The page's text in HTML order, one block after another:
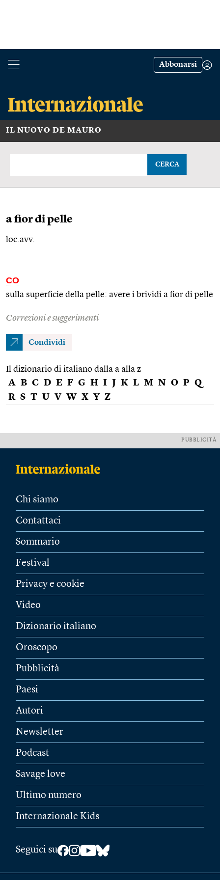
Abbonarsi
IL NUOVO DE MAURO
CERCA
a fior di pelle
loc.avv.
CO
sulla superficie della pelle: avere i brividi a fior di pelle
Correzioni e suggerimenti
Condividi
Il dizionario di italiano dalla a alla z
A B C D E F G H I J K L M N O P Q
R S T U V W X Y Z
PUBBLICITÀ
Chi siamo
Contattaci
Sommario
Festival
Privacy e cookie
Video
Dizionario italiano
Oroscopo
Pubblicità
Paesi
Autori
Newsletter
Podcast
Savage love
Ultimo numero
Internazionale Kids
Seguici su